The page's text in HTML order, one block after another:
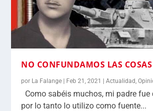
NO CONFUNDAMOS LAS COSAS
por La Falange | Feb 21, 2021 |Actualidad ,
Como sabéis muchos, mi padre
por lo tanto lo utilizo como fuente...